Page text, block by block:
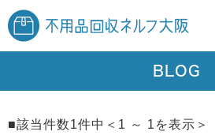
BLOG
■該当件数1件中＜1 ～ 1を表示＞